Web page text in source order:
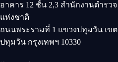
อาคาร 12 ชั้น 2,3 สำนักงานตำรวจ
แห่งชาติ
ถนนพระรามที่ 1 แขวงปทุมวัน เขต
ปทุมวัน กรุงเทพฯ 10330